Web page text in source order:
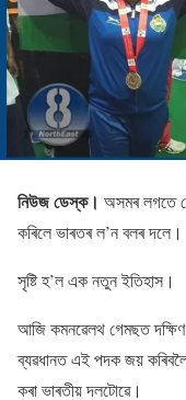
নিউজ ডেস্ক। অসমৰ লগতে
কৰিলে ভাৰতৰ ল’ন বলৰ দলে।
সৃষ্টি হ’ল এক নতুন ইতিহাস।
আজি কমনৱেলথ গেমছত
ব্যৱধানত এই পদক জয়
কৰা ভাৰতীয় দলটােৱে।